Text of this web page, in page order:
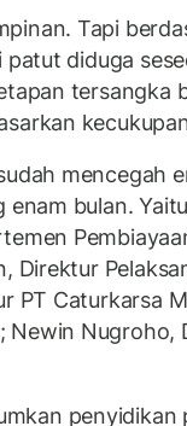
Tapi
diduga
tersangka
mencegah
enam bulan.
Direktur
PT Caturkarsa
Newin Nugroho,
penyidikan